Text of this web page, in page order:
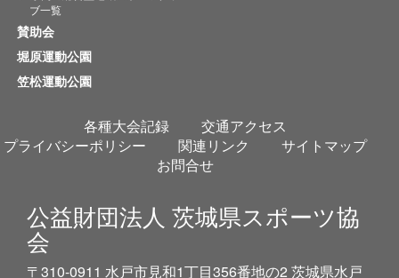
ブ一覧
賛助会
堀原運動公園
笠松運動公園
各種大会記録
交通アクセス
プライバシーポリシー
関連リンク
サイトマップ
お問合せ
公益財団法人 茨城県スポーツ協
会
〒310-0911 水戸市見和1丁目356番地の2 茨城県水戸